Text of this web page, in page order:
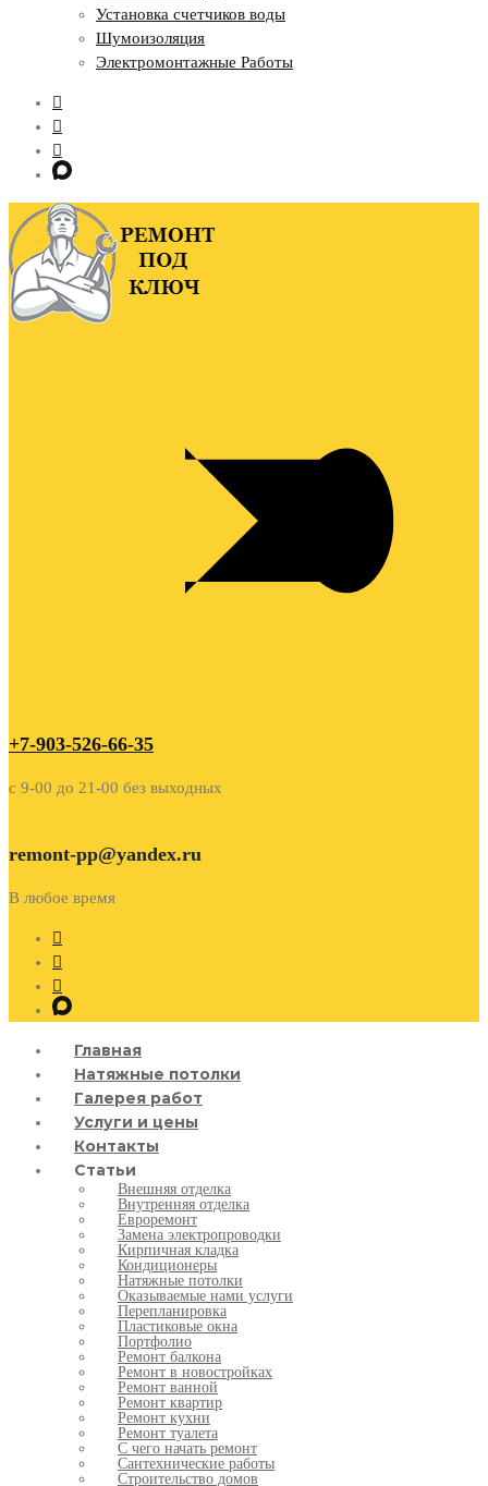
Установка счетчиков воды
Шумоизоляция
Электромонтажные Работы
+7-903-526-66-35
c 9-00 до 21-00 без выходных
remont-pp@yandex.ru
В любое время
Главная
Натяжные потолки
Галерея работ
Услуги и цены
Контакты
Статьи
Внешняя отделка
Внутренняя отделка
Евроремонт
Замена электропроводки
Кирпичная кладка
Кондиционеры
Натяжные потолки
Оказываемые нами услуги
Перепланировка
Пластиковые окна
Портфолио
Ремонт балкона
Ремонт в новостройках
Ремонт ванной
Ремонт квартир
Ремонт кухни
Ремонт туалета
С чего начать ремонт
Сантехнические работы
Строительство домов